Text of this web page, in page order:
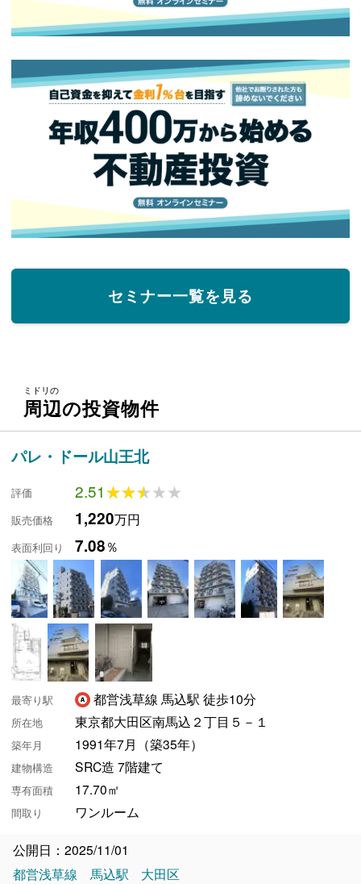
セミナー一覧を見る
ミドリの
周辺の投資物件
パレ・ドール山王北
評価 2.51★★★★★
★★★★★
販売価格 1,220万円
表面利回り 7.08％
最寄り駅 都営浅草線 馬込駅 徒歩10分
所在地 東京都大田区南馬込２丁目５－１
築年月 1991年7月（築35年）
建物構造 SRC造 7階建て
専有面積 17.70㎡
間取り ワンルーム
公開日：2025/11/01
都営浅草線
馬込駅 大田区